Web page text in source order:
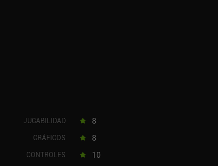
JUGABILIDAD 8
GRÁFICOS 8
CONTROLES 10